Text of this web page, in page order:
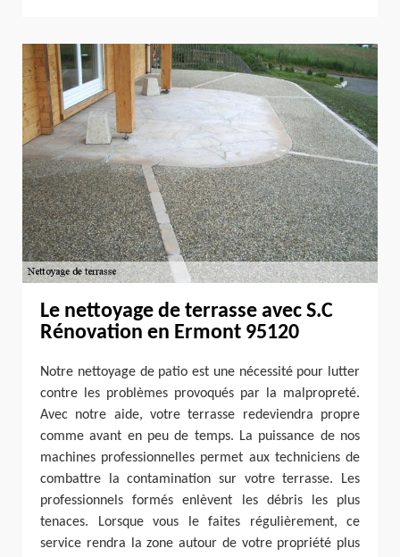
Le nettoyage de terrasse avec S.C
Rénovation en Ermont 95120
Notre nettoyage de patio est une nécessité pour lutter
contre les problèmes provoqués par la malpropreté.
Avec notre aide, votre terrasse redeviendra propre
comme avant en peu de temps. La puissance de nos
machines professionnelles permet aux techniciens de
combattre la contamination sur votre terrasse. Les
professionnels formés enlèvent les débris les plus
tenaces. Lorsque vous le faites régulièrement, ce
service rendra la zone autour de votre propriété plus